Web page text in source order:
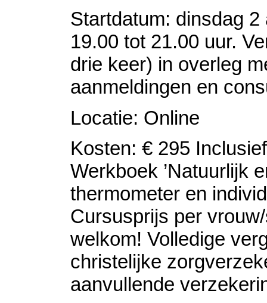
Startdatum: dinsdag 2
19.00 tot 21.00 uur.
drie keer) in overleg
aanmeldingen en
Locatie: Online
Kosten: € 295
Werkboek ’Natuurlijk
thermometer en
Cursusprijs per
welkom! Volledige
christelijke
aanvullende